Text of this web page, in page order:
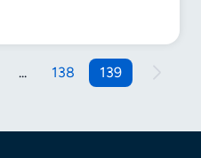
... 138 139